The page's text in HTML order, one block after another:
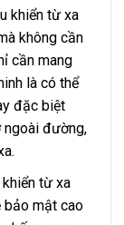
khiển từ xa
không cần
cần mang
là có thể
đặc biệt
ngoài đường,
từ xa
bảo mật cao